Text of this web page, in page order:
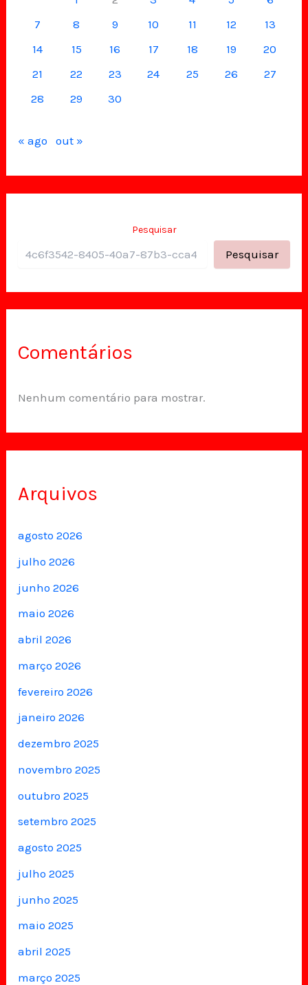
7
8 9 10 11 12
13
14
15 16 17 18 19
20
21
22 23 24 25 26
27
28
29 30
« ago out »
Pesquisar
Pesquisar
Comentários
Nenhum comentário para mostrar.
Arquivos
agosto 2026
julho 2026
junho 2026
maio 2026
abril 2026
março 2026
fevereiro 2026
janeiro 2026
dezembro 2025
novembro 2025
outubro 2025
setembro 2025
agosto 2025
julho 2025
junho 2025
maio 2025
abril 2025
março 2025